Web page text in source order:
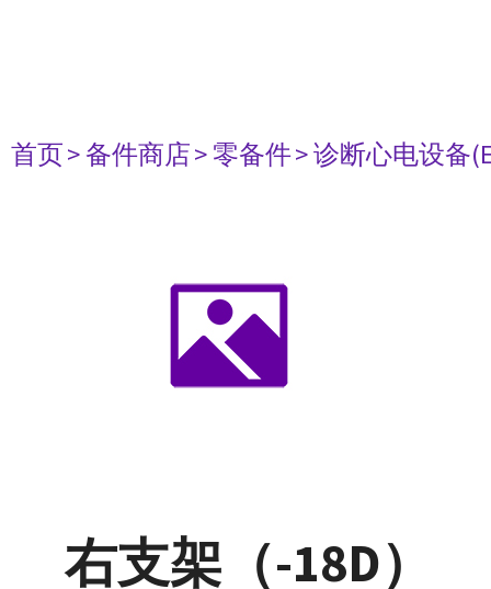
首页> 备件商店> 零备件> 诊断心电设备
右支架（-18D）